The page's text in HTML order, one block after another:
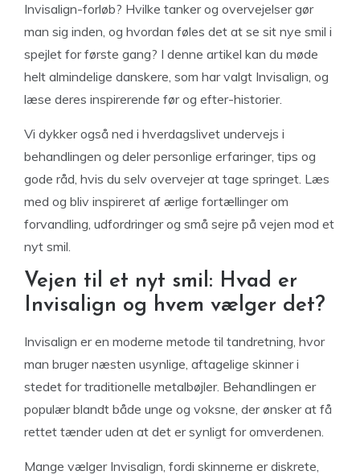
Invisalign-forløb? Hvilke tanker og overvejelser gør
man sig inden, og hvordan føles det at se sit nye smil i
spejlet for første gang? I denne artikel kan du møde
helt almindelige danskere, som har valgt Invisalign, og
læse deres inspirerende før og efter-historier.
Vi dykker også ned i hverdagslivet undervejs i
behandlingen og deler personlige erfaringer, tips og
gode råd, hvis du selv overvejer at tage springet. Læs
med og bliv inspireret af ærlige fortællinger om
forvandling, udfordringer og små sejre på vejen mod et
nyt smil.
Vejen til et nyt smil: Hvad er
Invisalign og hvem vælger det?
Invisalign er en moderne metode til tandretning, hvor
man bruger næsten usynlige, aftagelige skinner i
stedet for traditionelle metalbøjler. Behandlingen er
populær blandt både unge og voksne, der ønsker at få
rettet tænder uden at det er synligt for omverdenen.
Mange vælger Invisalign, fordi skinnerne er diskrete,